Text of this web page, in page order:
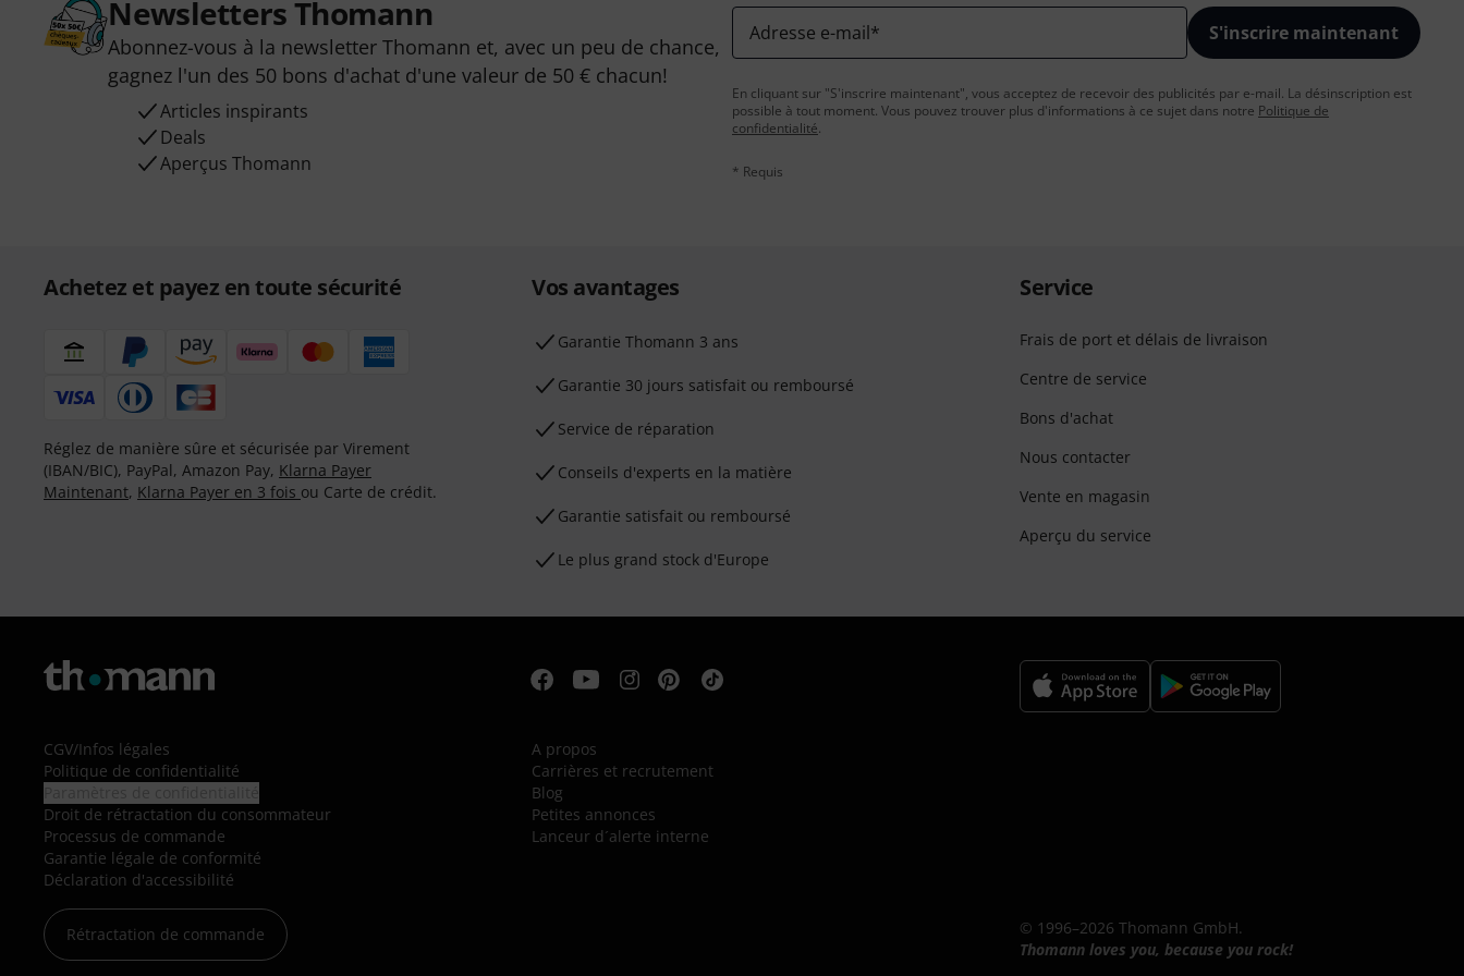
Newsletters Thomann
Abonnez-vous à la newsletter Thomann et, avec un peu de chance,
gagnez l'un des 50 bons d'achat d'une valeur de 50 € chacun!
Articles inspirants
Deals
Aperçus Thomann
Adresse e-mail* S'inscrire maintenant
En cliquant sur "S'inscrire maintenant", vous acceptez de recevoir des publicités par e-mail. La désinscription est
possible à tout moment. Vous pouvez trouver plus d'informations à ce sujet dans notre Politique de
confidentialité.
* Requis
Achetez et payez en toute sécurité
Réglez de manière sûre et sécurisée par Virement
(IBAN/BIC), PayPal, Amazon Pay, Klarna Payer
Maintenant, Klarna Payer en 3 fois ou Carte de crédit.
Vos avantages
Ga­ran­tie Thomann 3 ans
Garantie 30 jours satisfait ou remboursé
Service de réparation
Conseils d'experts en la matière
Garantie satisfait ou remboursé
Le plus grand stock d'Europe
Service
Frais de port et délais de livraison
Centre de service
Bons d'achat
Nous contacter
Vente en magasin
Aperçu du service
CGV/Infos légales
Politique de confidentialité
Droit de rétractation du consommateur
Processus de commande
Garantie légale de conformité
Déclaration d'accessibilité
Rétractation de commande
A propos
Carrières et recrutement
Blog
Petites annonces
Lanceur d´alerte interne
© 1996–2026 Thomann GmbH.
Thomann loves you, because you rock!